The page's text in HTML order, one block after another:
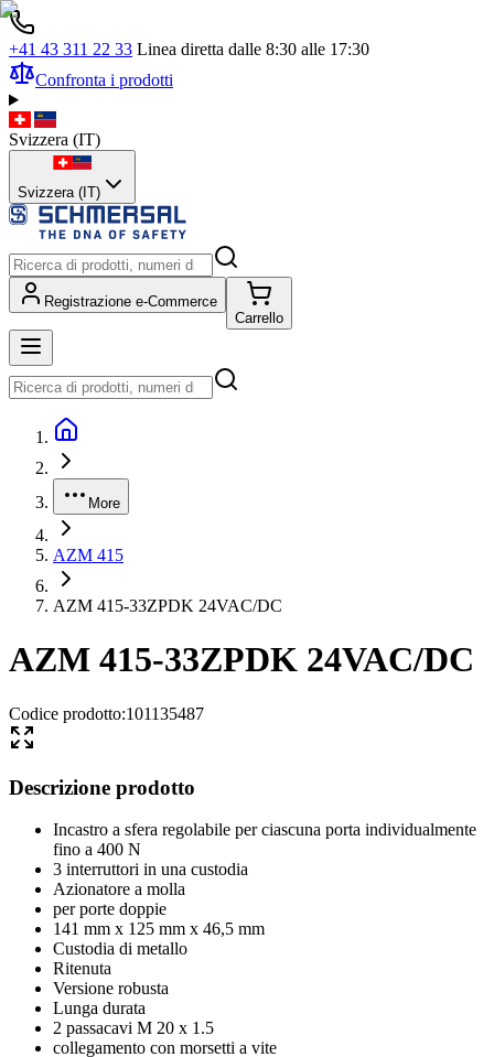
+41 43 311 22 33 Linea diretta dalle 8:30 alle 17:30
Confronta i prodotti
Svizzera (IT)
Svizzera (IT)
Registrazione e-Commerce
Carrello
More
AZM 415
AZM 415-33ZPDK 24VAC/DC
AZM 415-33ZPDK 24VAC/DC
Codice prodotto:101135487
Descrizione prodotto
Incastro a sfera regolabile per ciascuna porta individualmente
fino a 400 N
3 interruttori in una custodia
Azionatore a molla
per porte doppie
141 mm x 125 mm x 46,5 mm
Custodia di metallo
Ritenuta
Versione robusta
Lunga durata
2 passacavi M 20 x 1.5
collegamento con morsetti a vite